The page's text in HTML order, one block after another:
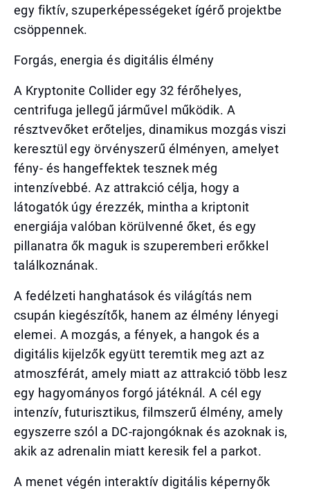
egy fiktív, szuperképességeket ígérő projektbe
csöppennek.
Forgás, energia és digitális élmény
A Kryptonite Collider egy 32 férőhelyes,
centrifuga jellegű járművel működik. A
résztvevőket erőteljes, dinamikus mozgás viszi
keresztül egy örvényszerű élményen, amelyet
fény- és hangeffektek tesznek még
intenzívebbé. Az attrakció célja, hogy a
látogatók úgy érezzék, mintha a kriptonit
energiája valóban körülvenné őket, és egy
pillanatra ők maguk is szuperemberi erőkkel
találkoznának.
A fedélzeti hanghatások és világítás nem
csupán kiegészítők, hanem az élmény lényegi
elemei. A mozgás, a fények, a hangok és a
digitális kijelzők együtt teremtik meg azt az
atmoszférát, amely miatt az attrakció több lesz
egy hagyományos forgó játéknál. A cél egy
intenzív, futurisztikus, filmszerű élmény, amely
egyszerre szól a DC-rajongóknak és azoknak is,
akik az adrenalin miatt keresik fel a parkot.
A menet végén interaktív digitális képernyők